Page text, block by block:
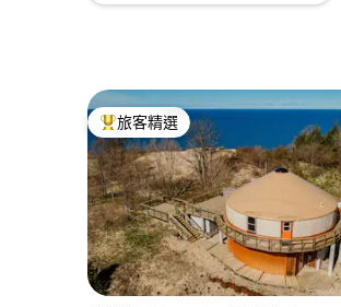
旅客精選榜首
旅客精選